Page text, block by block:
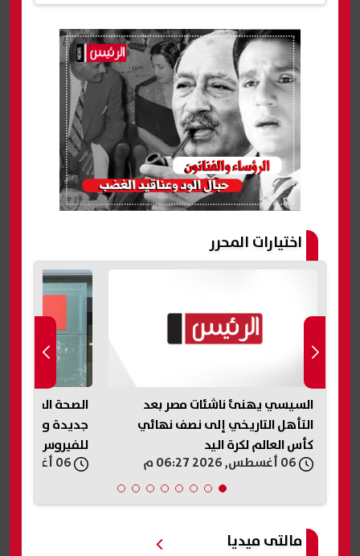
اختيارات المحرر
الصحة الفرنسية تعلن حالة هانتا
جديدة وتؤكد: لا انتشار واسع
للفيروس
الإيجار
الوحدات
منها
مالتى ميديا